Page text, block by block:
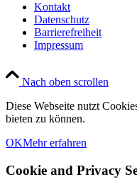
Kontakt
Datenschutz
Barrierefreiheit
Impressum
Nach oben scrollen
Diese Webseite nutzt
bieten zu können.
OKMehr erfahren
Cookie and Privacy